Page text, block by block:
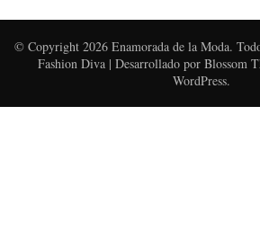
© Copyright 2026 Enamorada de la Moda.
Fashion Diva | Desarrollado por Blossom
WordPress.